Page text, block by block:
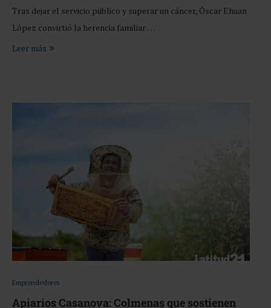
Tras dejar el servicio público y superar un cáncer, Óscar Ehuan
López convirtió la herencia familiar …
Leer más
Emprendedores
Apiarios Casanova: Colmenas que sostienen